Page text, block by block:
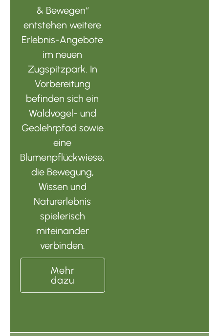
& Bewegen“
entstehen weitere
Erlebnis-Angebote
im neuen
Zugspitzpark. In
Vorbereitung
befinden sich ein
Waldvogel- und
Geolehrpfad sowie
eine
Blumenpflückwiese,
die Bewegung,
Wissen und
Naturerlebnis
spielerisch
miteinander
verbinden.
Mehr
dazu